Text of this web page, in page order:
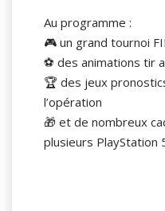
Au programme :
🎮 un grand tournoi
⚽ des animations tir
🏆 des jeux
l’opération
🎁 et de nombreux
plusieurs PlayStation